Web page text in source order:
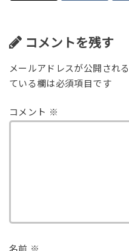
コメントを残す
メールアドレスが公開され
ている欄は必須項目です
コメント ※